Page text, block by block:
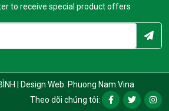
to receive special product offers
|
Design Web: Phuong Nam Vina
Theo dõi chúng tôi: